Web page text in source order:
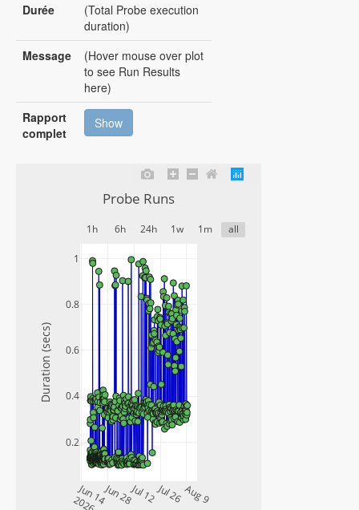
Durée
(Total Probe execution
duration)
Message
(Hover mouse over plot
to see Run Results
here)
Rapport
complet
Show
Jun 14
2026 Jun 28Jul 12Jul 26Aug 9
0.2
0.4
0.6
0.8
1
1h 6h 24h 1w 1m all
Probe Runs
Duration (secs)